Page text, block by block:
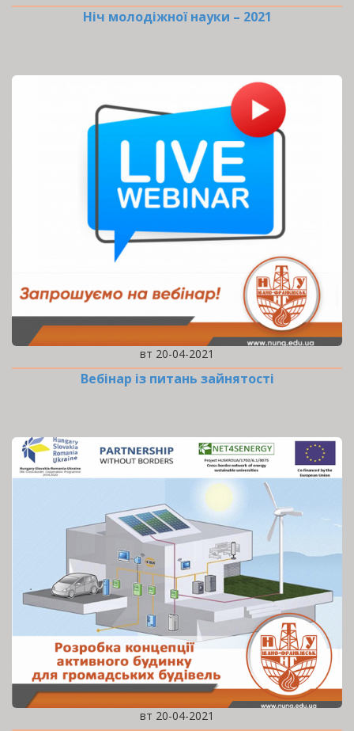
Ніч молодіжної науки – 2021
вт 20-04-2021
Вебінар із питань зайнятості
вт 20-04-2021